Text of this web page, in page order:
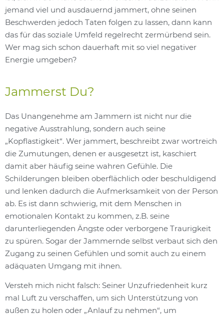
jemand viel und ausdauernd jammert, ohne seinen
Beschwerden jedoch Taten folgen zu lassen, dann kann
das für das soziale Umfeld regelrecht zermürbend sein.
Wer mag sich schon dauerhaft mit so viel negativer
Energie umgeben?
Jammerst Du?
Das Unangenehme am Jammern ist nicht nur die
negative Ausstrahlung, sondern auch seine
„Kopflastigkeit“. Wer jammert, beschreibt zwar wortreich
die Zumutungen, denen er ausgesetzt ist, kaschiert
damit aber häufig seine wahren Gefühle. Die
Schilderungen bleiben oberflächlich oder beschuldigend
und lenken dadurch die Aufmerksamkeit von der Person
ab. Es ist dann schwierig, mit dem Menschen in
emotionalen Kontakt zu kommen, z.B. seine
darunterliegenden Ängste oder verborgene Traurigkeit
zu spüren. Sogar der Jammernde selbst verbaut sich den
Zugang zu seinen Gefühlen und somit auch zu einem
adäquaten Umgang mit ihnen.
Versteh mich nicht falsch: Seiner Unzufriedenheit kurz
mal Luft zu verschaffen, um sich Unterstützung von
außen zu holen oder „Anlauf zu nehmen“, um